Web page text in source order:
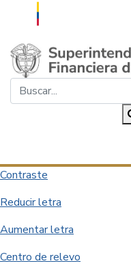
Saltar al contenido principal
Contraste
Reducir letra
Aumentar letra
Centro de relevo